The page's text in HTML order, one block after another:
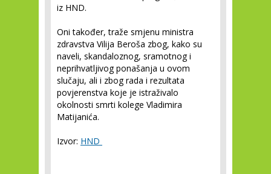
iz HND.
Oni također, traže smjenu ministra
zdravstva Vilija Beroša zbog, kako su
naveli, skandaloznog, sramotnog i
neprihvatljivog ponašanja u ovom
slučaju, ali i zbog rada i rezultata
povjerenstva koje je istraživalo
okolnosti smrti kolege Vladimira
Matijanića.
Izvor: HND